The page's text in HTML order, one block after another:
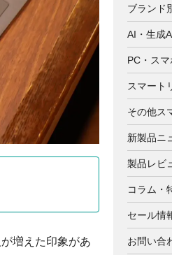
増えた印象があ
ブランド
AI・生成
PC・ス
スマート
その他ス
新製品ニ
製品レビ
コラム・
セール情
お問い合